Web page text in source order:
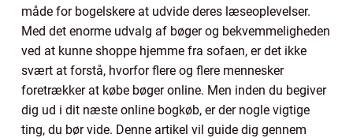
måde for bogelskere at udvide deres læseoplevelser.
Med det enorme udvalg af bøger og bekvemmeligheden
ved at kunne shoppe hjemme fra sofaen, er det ikke
svært at forstå, hvorfor flere og flere mennesker
foretrækker at købe bøger online. Men inden du begiver
dig ud i dit næste online bogkøb, er der nogle vigtige
ting, du bør vide. Denne artikel vil guide dig gennem